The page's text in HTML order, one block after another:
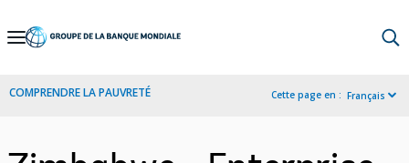
Skip
Navigation
COMPRENDRE LA PAUVRETÉ Cette page en : Français